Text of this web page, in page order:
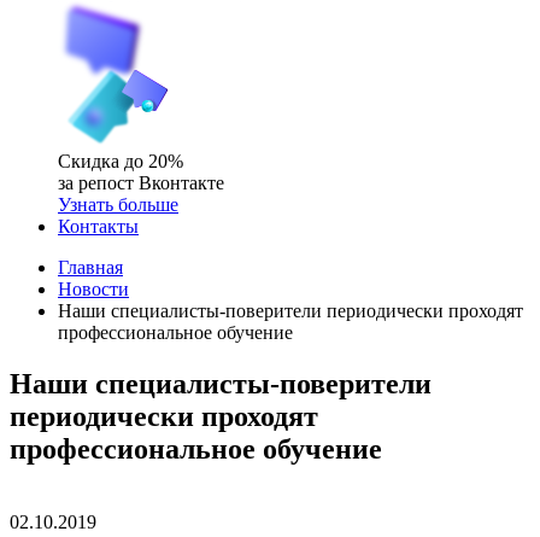
Скидка до 20%
за репост Вконтакте
Узнать больше
Контакты
Главная
Новости
Наши специалисты-поверители периодически проходят
профессиональное обучение
Наши специалисты-поверители
периодически проходят
профессиональное обучение
02.10.2019